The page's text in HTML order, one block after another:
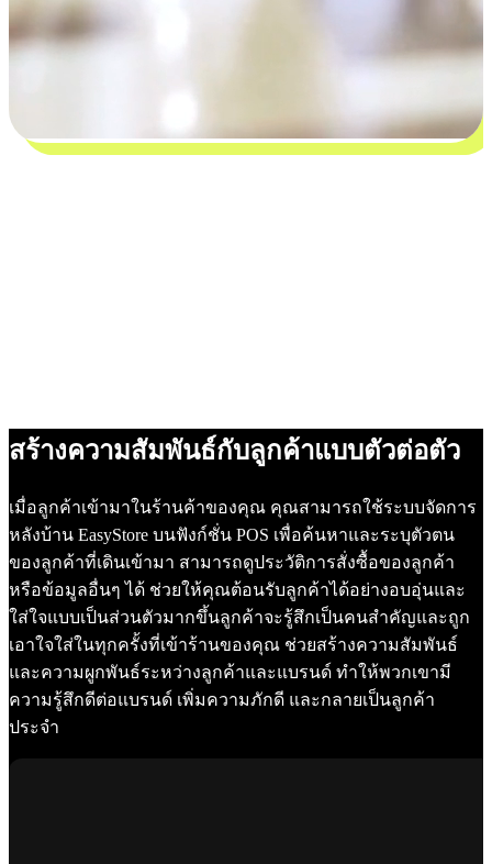
สร้างความสัมพันธ์กับลูกค้าแบบตัวต่อตัว
เมื่อลูกค้าเข้ามาในร้านค้าของคุณ คุณสามารถใช้ระบบจัดการ
หลังบ้าน EasyStore บนฟังก์ชั่น POS เพื่อค้นหาและระบุตัวตน
ของลูกค้าที่เดินเข้ามา สามารถดูประวัติการสั่งซื้อของลูกค้า
หรือข้อมูลอื่นๆ ได้ ช่วยให้คุณต้อนรับลูกค้าได้อย่างอบอุ่นและ
ใส่ใจแบบเป็นส่วนตัวมากขึ้นลูกค้าจะรู้สึกเป็นคนสำคัญและถูก
เอาใจใส่ในทุกครั้งที่เข้าร้านของคุณ ช่วยสร้างความสัมพันธ์
และความผูกพันธ์ระหว่างลูกค้าและแบรนด์ ทำให้พวกเขามี
ความรู้สึกดีต่อแบรนด์ เพิ่มความภักดี และกลายเป็นลูกค้า
ประจำ